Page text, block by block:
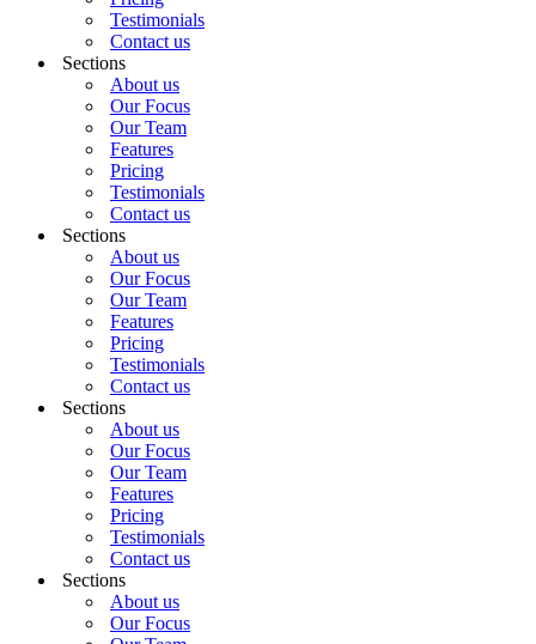
Testimonials
Contact us
Sections
About us
Our Focus
Our Team
Features
Pricing
Testimonials
Contact us
Sections
About us
Our Focus
Our Team
Features
Pricing
Testimonials
Contact us
Sections
About us
Our Focus
Our Team
Features
Pricing
Testimonials
Contact us
Sections
About us
Our Focus